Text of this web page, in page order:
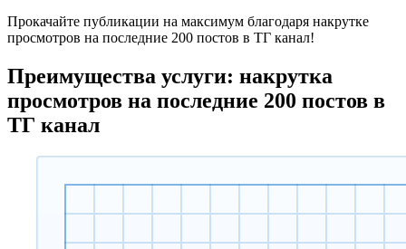
Прокачайте публикации на максимум благодаря накрутке
просмотров на последние 200 постов в ТГ канал!
Преимущества услуги: накрутка
просмотров на последние 200 постов в
ТГ канал